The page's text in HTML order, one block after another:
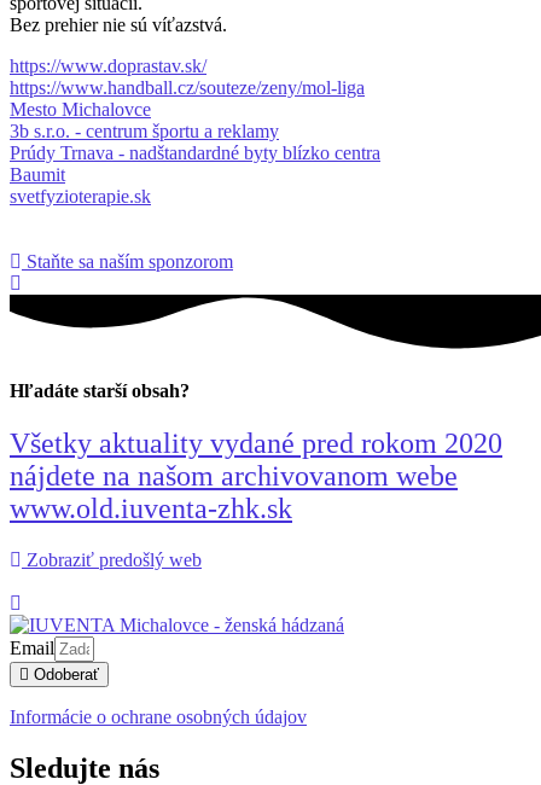
Bez prehier nie sú víťazstvá.
https://www.doprastav.sk/
https://www.handball.cz/souteze/zeny/mol-liga
Mesto Michalovce
3b s.r.o. - centrum športu a reklamy
Prúdy Trnava - nadštandardné byty blízko centra
Baumit
svetfyzioterapie.sk
Staňte sa naším sponzorom
Hľadáte starší obsah?
Všetky aktuality vydané pred rokom 2020
nájdete na našom archivovanom webe
www.old.iuventa-zhk.sk
Zobraziť predošlý web
Email
Odoberať
Informácie o ochrane osobných údajov
Sledujte nás